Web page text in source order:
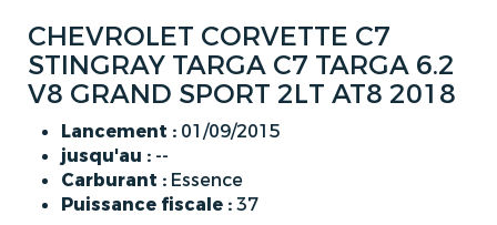
CHEVROLET CORVETTE C7
STINGRAY TARGA C7 TARGA 6.2
V8 GRAND SPORT 2LT AT8 2018
Lancement : 01/09/2015
jusqu'au : --
Carburant : Essence
Puissance fiscale :37